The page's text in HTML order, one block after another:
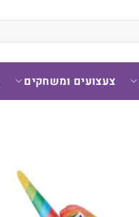
צעצועים ומשחקים